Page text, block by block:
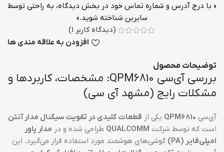
« با درج آدرس و شماره تماس خود در بخش دیدگاه، به راحتی توسط
سایرین شناخته شوید.»
(دیدگاه کاربر 1
)
افزودن به علاقه مندی ها
توضیحات محصول
بررسی آی‌سی QPM6810: مشخصات، کاربردها و
مشکلات رایج (مشهد آی سی)
آی‌سی QPM6810 یکی از قطعات کلیدی در تقویت سیگنال مدار آنتن
است که توسط شرکت QUALCOMM طراحی شده و در مدار پاور
امپلی‌فایر (PA)
گوشی‌های هوشمند مورد استفاده قرار می‌گیرد. این